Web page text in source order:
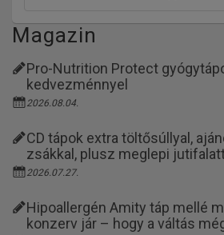
Magazin
Pro-Nutrition Protect
kedvezménnyel
2026.08.04.
CD tápok extra töltősúllyal,
zsákkal, plusz meglepi
2026.07.27.
Hipoallergén Amity táp mellé
konzerv jár – hogy a váltás